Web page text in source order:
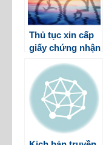
Thủ tục xin cấp
giấy chứng nhận
doanh tổ chức
hoạt động Yoga